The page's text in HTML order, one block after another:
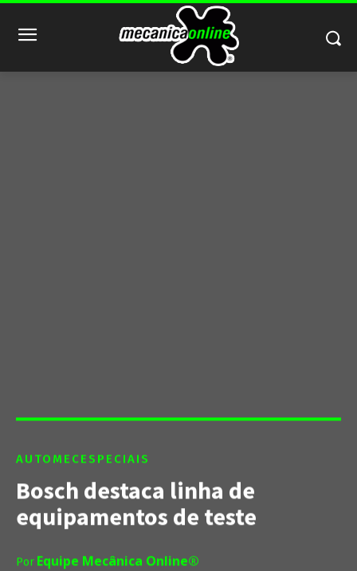
AUTOMECESPECIAIS
Bosch destaca linha de
equipamentos de teste
Por Equipe Mecânica Online®